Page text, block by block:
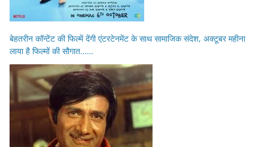
बेहतरीन कॉन्टेंट की फिल्में देंगी एंटरटेनमेंट के साथ सामाजिक संदेश, अक्टूबर महीना
लाया है फिल्मों की सौगात……